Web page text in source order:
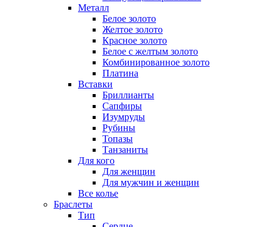
Металл
Белое золото
Желтое золото
Красное золото
Белое с желтым золото
Комбинированное золото
Платина
Вставки
Бриллианты
Сапфиры
Изумруды
Рубины
Топазы
Танзаниты
Для кого
Для женщин
Для мужчин и женщин
Все колье
Браслеты
Тип